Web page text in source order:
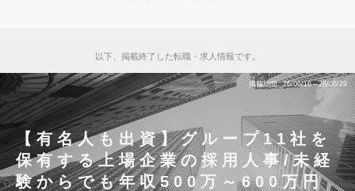
以下、掲載終了した転職・求人情報です。
掲載期間 26/06/16～26/06/29
【有名人も出資】グループ11社を
保有する上場企業の採用人事/未経
験からでも年収500万～600万円